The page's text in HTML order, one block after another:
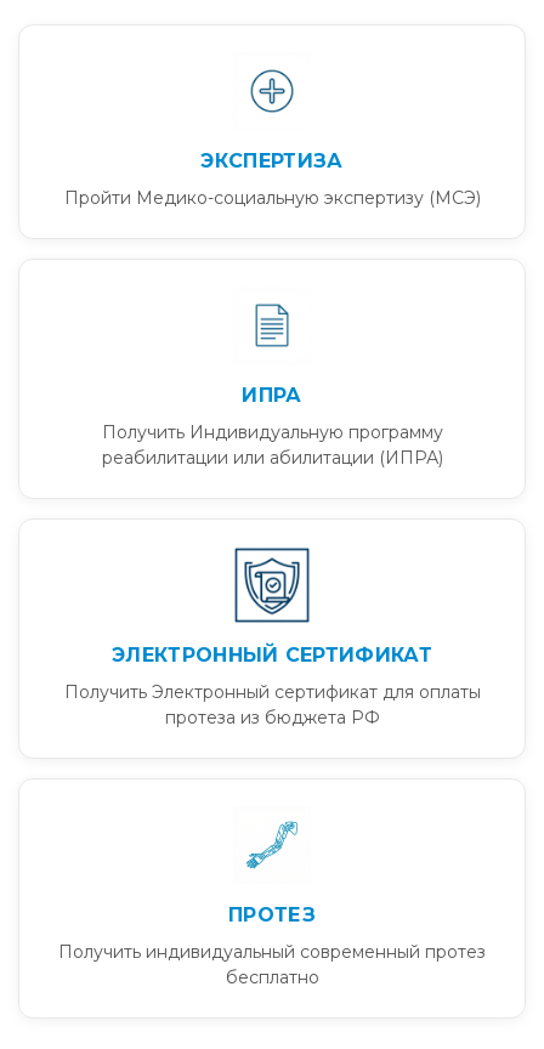
ЭКСПЕРТИЗА
Пройти Медико-социальную экспертизу (МСЭ)
ИПРА
Получить Индивидуальную программу
реабилитации или абилитации (ИПРА)
ЭЛЕКТРОННЫЙ СЕРТИФИКАТ
Получить Электронный сертификат для оплаты
протеза из бюджета РФ
ПРОТЕЗ
Получить индивидуальный современный протез
бесплатно